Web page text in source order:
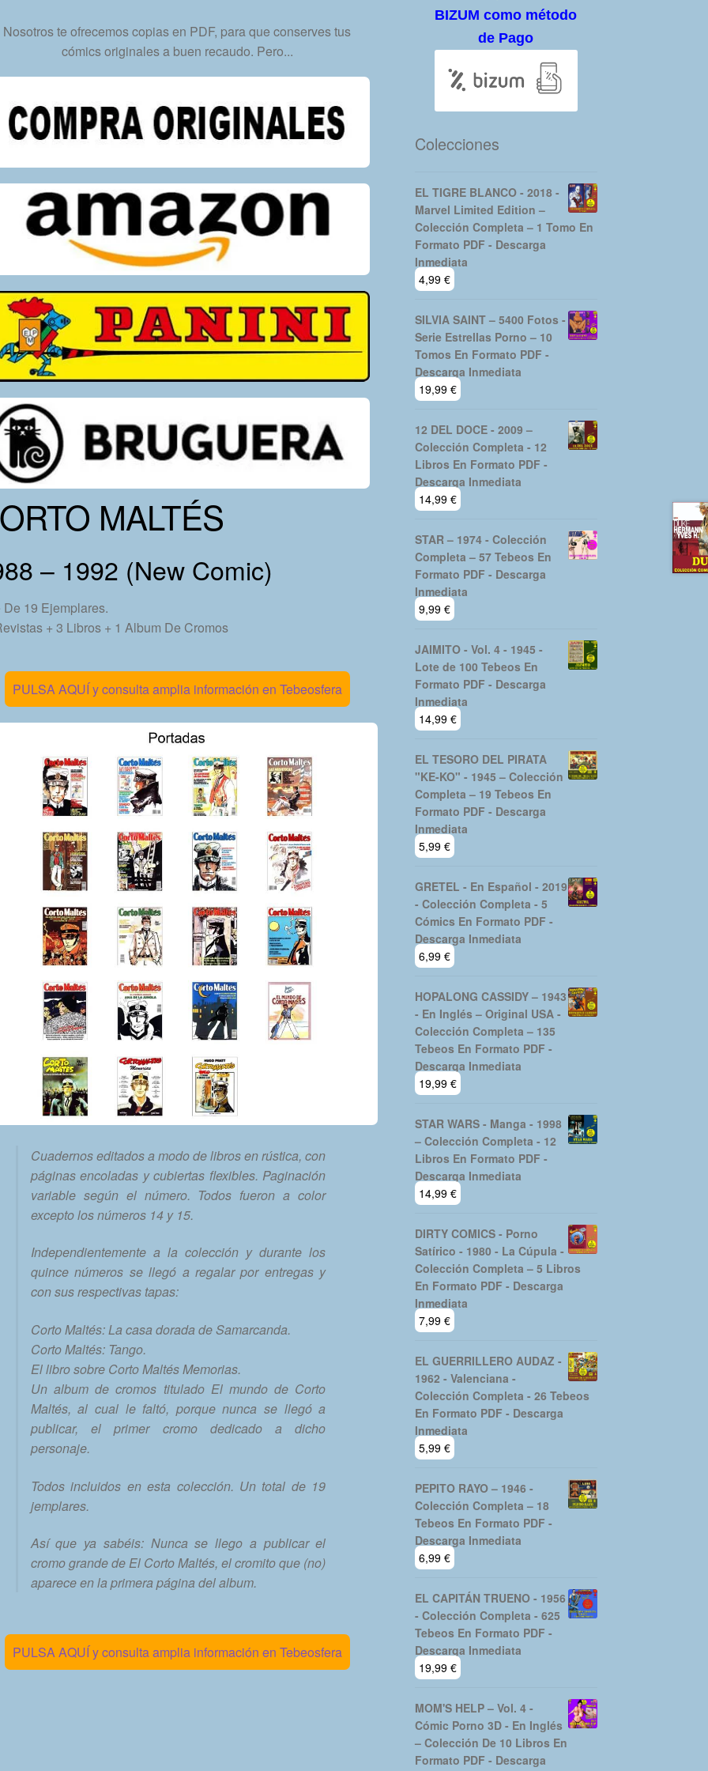
Nosotros te ofrecemos copias en PDF, para que conserves tus
cómics originales a buen recaudo. Pero...
MALTÉS
– 1992 (New Comic)
De 19 Ejemplares.
+ 3 Libros + 1 Album De Cromos
PULSA AQUÍ y consulta amplia información en Tebeosfera
Cuadernos editados a modo de libros en rústica, con
páginas encoladas y cubiertas flexibles. Paginación
variable según el número. Todos fueron a color
excepto los números 14 y 15.
Independientemente a la colección y durante los
quince números se llegó a regalar por entregas y
con sus respectivas tapas:
Corto Maltés: La casa dorada de Samarcanda.
Corto Maltés: Tango.
El libro sobre Corto Maltés Memorias.
Un album de cromos titulado El mundo de Corto
Maltés, al cual le faltó, porque nunca se llegó a
publicar, el primer cromo dedicado a dicho
personaje.
Todos incluidos en esta colección. Un total de 19
jemplares.
Así que ya sabéis: Nunca se llego a publicar el
cromo grande de El Corto Maltés, el cromito que (no)
aparece en la primera página del album.
PULSA AQUÍ y consulta amplia información en Tebeosfera
BIZUM como método
de Pago
Colecciones
EL TIGRE BLANCO - 2018 -
Marvel Limited Edition –
Colección Completa – 1 Tomo En
Formato PDF - Descarga
Inmediata
4,99 €
SILVIA SAINT – 5400 Fotos -
Serie Estrellas Porno – 10
Tomos En Formato PDF -
Descarga Inmediata
19,99 €
12 DEL DOCE - 2009 –
Colección Completa - 12
Libros En Formato PDF -
Descarga Inmediata
14,99 €
STAR – 1974 - Colección
Completa – 57 Tebeos En
Formato PDF - Descarga
Inmediata
9,99 €
JAIMITO - Vol. 4 - 1945 -
Lote de 100 Tebeos En
Formato PDF - Descarga
Inmediata
14,99 €
EL TESORO DEL PIRATA
"KE-KO" - 1945 – Colección
Completa – 19 Tebeos En
Formato PDF - Descarga
Inmediata
5,99 €
GRETEL - En Español - 2019
- Colección Completa - 5
Cómics En Formato PDF -
Descarga Inmediata
6,99 €
HOPALONG CASSIDY – 1943
- En Inglés – Original USA -
Colección Completa – 135
Tebeos En Formato PDF -
Descarga Inmediata
19,99 €
STAR WARS - Manga - 1998
– Colección Completa - 12
Libros En Formato PDF -
Descarga Inmediata
14,99 €
DIRTY COMICS - Porno
Satírico - 1980 - La Cúpula -
Colección Completa – 5 Libros
En Formato PDF - Descarga
Inmediata
7,99 €
EL GUERRILLERO AUDAZ -
1962 - Valenciana -
Colección Completa - 26 Tebeos
En Formato PDF - Descarga
Inmediata
5,99 €
PEPITO RAYO – 1946 -
Colección Completa – 18
Tebeos En Formato PDF -
Descarga Inmediata
6,99 €
EL CAPITÁN TRUENO - 1956
- Colección Completa - 625
Tebeos En Formato PDF -
Descarga Inmediata
19,99 €
MOM'S HELP – Vol. 4 -
Cómic Porno 3D - En Inglés
– Colección De 10 Libros En
Formato PDF - Descarga